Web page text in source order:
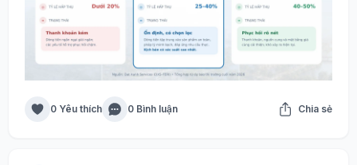
0 Yêu thích 0 Bình luận Chia sẻ